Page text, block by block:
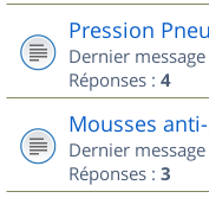
Pression
Dernier
Réponses : 4
Mousses
Dernier
Réponses : 3